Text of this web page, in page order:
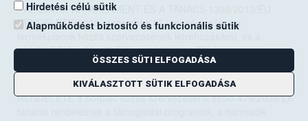
• AZ EURÓPAI PARLAMENT ÉS A TANÁCS 1308/2013/EU
RENDELETE(2013. december 17.) mezőgazdasági
922/72/EGK, a 234/79/EK, az 1037/2001/EK és az
1234/2007/EK tanácsi rendelet hatályon kívül helyezéséről
• A BIZOTTSÁG 2008. június 27.-én hozott 555/2008/EK
RENDELETE a borpiac közös szervezéséről szóló 479/2008/EK
Hirdetési célú sütik
Alapműködést biztosító és funkcionális sütik
ÖSSZES SÜTI ELFOGADÁSA
KIVÁLASZTOTT SÜTIK ELFOGADÁSA